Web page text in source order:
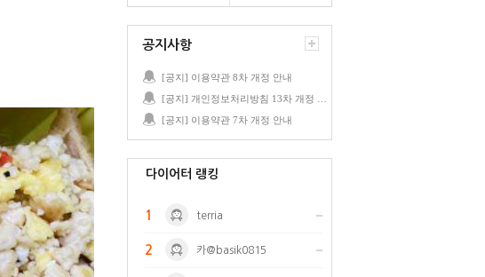
공지사항
[공지] 이용약관 8차 개정 안내
[공지] 이용약관 7차 개정 안내
다이어터 랭킹
1 terria
2 카@basik0815